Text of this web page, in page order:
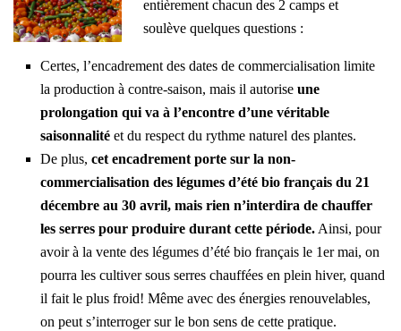
entièrement chacun des 2 camps et
soulève quelques questions :
Certes, l’encadrement des dates de commercialisation limite
la production à contre-saison, mais il autorise une
prolongation qui va à l’encontre d’une véritable
saisonnalité et du respect du rythme naturel des plantes.
De plus, cet encadrement porte sur la non-
commercialisation des légumes d’été bio français du 21
décembre au 30 avril, mais rien n’interdira de chauffer
les serres pour produire durant cette période. Ainsi, pour
avoir à la vente des légumes d’été bio français le 1er mai, on
pourra les cultiver sous serres chauffées en plein hiver, quand
il fait le plus froid! Même avec des énergies renouvelables,
on peut s’interroger sur le bon sens de cette pratique.